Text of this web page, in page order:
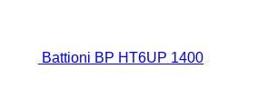
Battioni BP HT6UP 1400